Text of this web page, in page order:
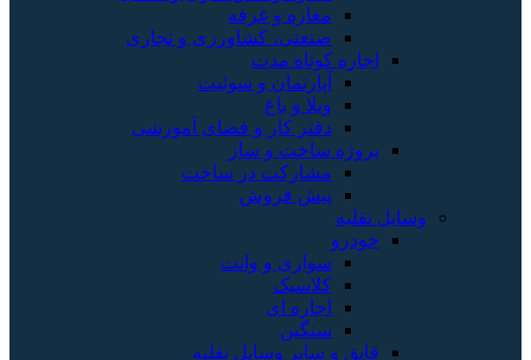
مغازه و غرفه
صنعتی، کشاورزی و تجاری
اجاره کوتاه مدت
آپارتمان و سوئیت
ویلا و باغ
دفتر کار و فضای آموزشی
پروژه ساخت و ساز
مشارکت در ساخت
پیش فروش
وسایل نقلیه
خودرو
سواری و وانت
کلاسیک
اجاره ای
سنگین
قایق و سایر وسایل نقلیه